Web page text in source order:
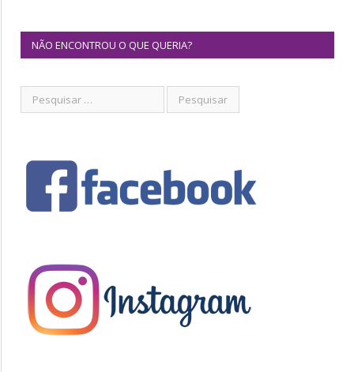
NÃO ENCONTROU O QUE QUERIA?